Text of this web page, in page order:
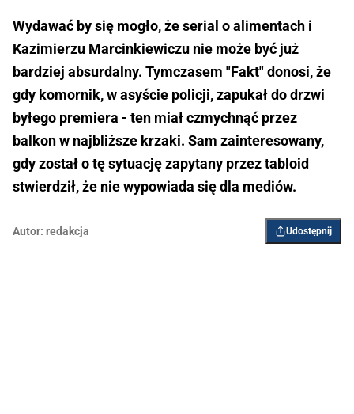
Wydawać by się mogło, że serial o alimentach i
Kazimierzu Marcinkiewiczu nie może być już
bardziej absurdalny. Tymczasem "Fakt" donosi, że
gdy komornik, w asyście policji, zapukał do drzwi
byłego premiera - ten miał czmychnąć przez
balkon w najbliższe krzaki. Sam zainteresowany,
gdy został o tę sytuację zapytany przez tabloid
stwierdził, że nie wypowiada się dla mediów.
Autor: redakcja Udostępnij